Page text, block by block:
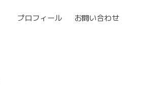
プロフィール お問い合わせ